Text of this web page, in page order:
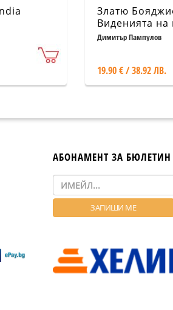
Златю
Виденията на
майстор (трето
Димитър Пампулов
19.90 € / 38.92 ЛВ.
АБОНАМЕНТ ЗА БЮЛЕТИН